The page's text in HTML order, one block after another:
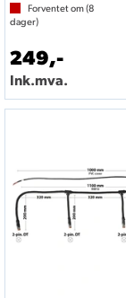
Forventet om (8
dager)
249,-
Ink.mva.